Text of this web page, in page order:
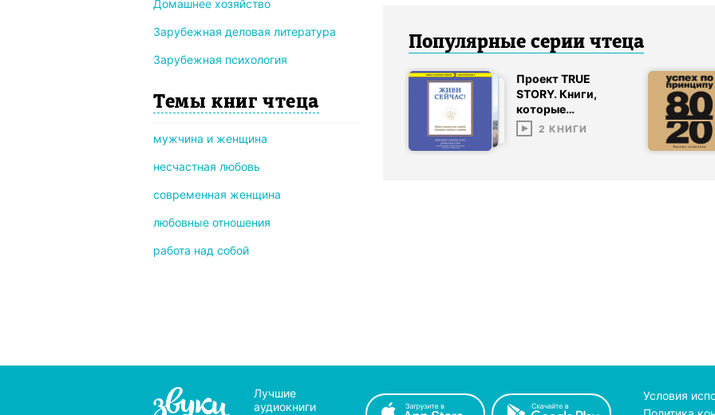
Домашнее хозяйство
Зарубежная деловая литература
Зарубежная психология
Темы книг чтеца
мужчина и женщина
несчастная любовь
современная женщина
любовные отношения
работа над собой
Популярные серии чтеца
Проект TRUE
STORY. Книги,
которые
вдохновляют
(Эксмо)
2 КНИГИ
Лучшие
аудиокниги
Условия